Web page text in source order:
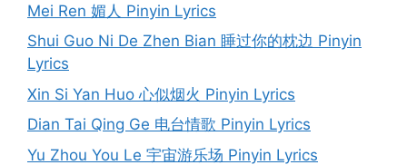
Mei Ren 媚人 Pinyin Lyrics
Shui Guo Ni De Zhen Bian 睡过你的枕边 Pinyin
Lyrics
Xin Si Yan Huo 心似烟火 Pinyin Lyrics
Dian Tai Qing Ge 电台情歌 Pinyin Lyrics
Yu Zhou You Le 宇宙游乐场 Pinyin Lyrics